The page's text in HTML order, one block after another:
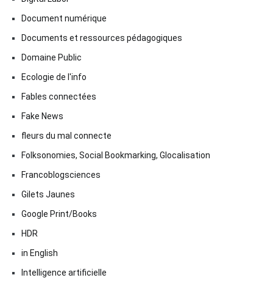
Document numérique
Documents et ressources pédagogiques
Domaine Public
Ecologie de l'info
Fables connectées
Fake News
fleurs du mal connecte
Folksonomies, Social Bookmarking, Glocalisation
Francoblogsciences
Gilets Jaunes
Google Print/Books
HDR
in English
Intelligence artificielle